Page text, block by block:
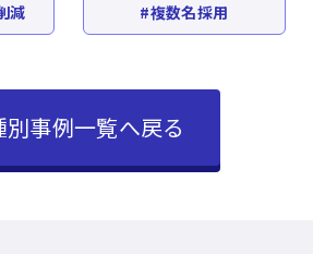
減 複数名採用
別事例一覧へ戻る